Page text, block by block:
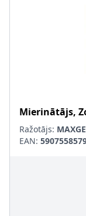
Mierinātājs,
Ražotājs:
EAN: